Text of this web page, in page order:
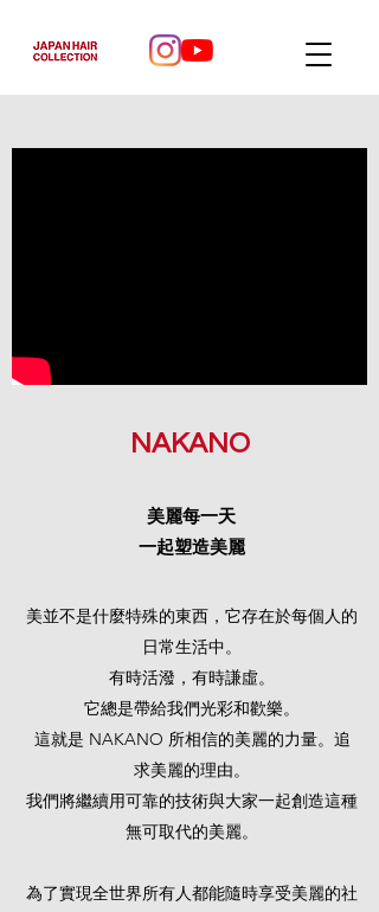
NAKANO
美麗每一天
一起塑造美麗
美並不是什麼特殊的東西，它存在於每個人的
日常生活中。
有時活潑，有時謙虛。
它總是帶給我們光彩和歡樂。
這就是 NAKANO 所相信的美麗的力量。追
求美麗的理由。
我們將繼續用可靠的技術與大家一起創造這種
無可取代的美麗。
為了實現全世界所有人都能隨時享受美麗的社